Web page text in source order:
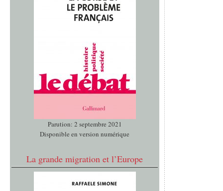
Parution: 2 septembre 2021
Disponible en version numérique
La grande migration et l’Europe